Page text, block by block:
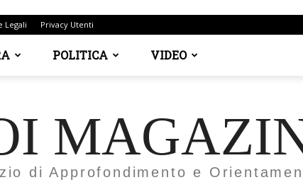
Legali Privacy Utenti
POLITICA VIDEO
di Approfondimento e